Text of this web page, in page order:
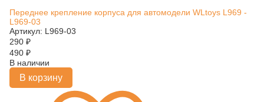
Переднее крепление корпуса для автомодели WLtoys L969 -
L969-03
Артикул: L969-03
290 ₽
490 ₽
В наличии
В корзину